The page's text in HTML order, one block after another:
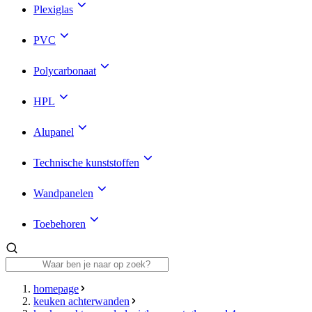
Plexiglas
PVC
Polycarbonaat
HPL
Alupanel
Technische kunststoffen
Wandpanelen
Toebehoren
homepage
keuken achterwanden